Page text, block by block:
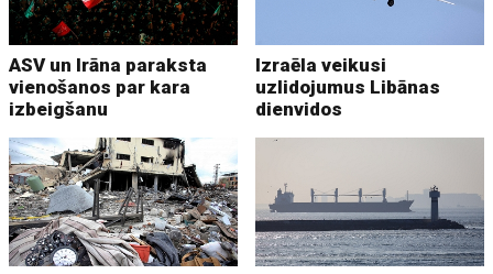
ASV un Irāna paraksta
vienošanos par kara
izbeigšanu
Izraēla veikusi
uzlidojumus Libānas
dienvidos